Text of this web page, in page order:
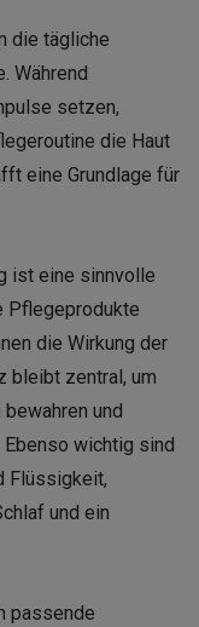
die tägliche
Während
setzen,
die Haut
eine Grundlage für
ist eine sinnvolle
Pflegeprodukte
die Wirkung der
bleibt zentral, um
und
wichtig sind
Flüssigkeit,
und ein
passende